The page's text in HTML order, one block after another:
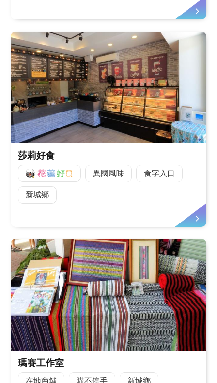
莎莉好食
好Q 異國風味 食字入口
新城鄉
瑪賽工作室
在地商舖 購不停手 新城鄉